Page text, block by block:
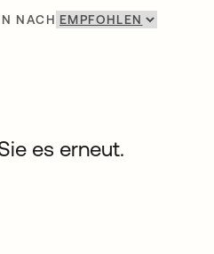
NACH
es erneut.